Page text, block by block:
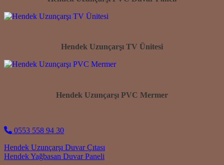
Hendek Uzunçarşı TV Ünitesi
Hendek Uzunçarşı PVC Mermer
0553 558 94 30
Post navigation
Hendek Uzunçarşı Duvar Çıtası
Hendek Yağbasan Duvar Paneli